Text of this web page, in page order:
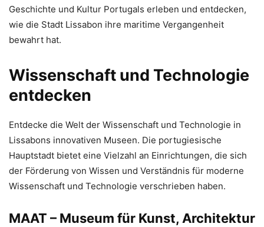
Geschichte und Kultur Portugals erleben und entdecken,
wie die Stadt Lissabon ihre maritime Vergangenheit
bewahrt hat.
Wissenschaft und Technologie
entdecken
Entdecke die Welt der Wissenschaft und Technologie in
Lissabons innovativen Museen. Die portugiesische
Hauptstadt bietet eine Vielzahl an Einrichtungen, die sich
der Förderung von Wissen und Verständnis für moderne
Wissenschaft und Technologie verschrieben haben.
MAAT – Museum für Kunst, Architektur